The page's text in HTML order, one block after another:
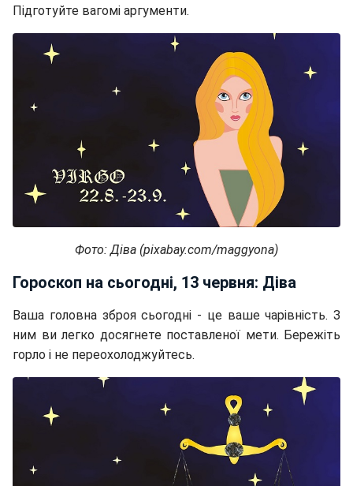
Підготуйте вагомі аргументи.
Фото: Діва (pixabay.com/maggyona)
Гороскоп на сьогодні, 13 червня: Діва
Ваша головна зброя сьогодні - це ваше чарівність. З
ним ви легко досягнете поставленої мети. Бережіть
горло і не переохолоджуйтесь.